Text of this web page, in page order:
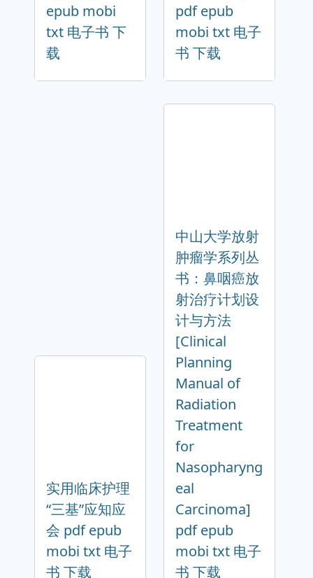
epub mobi
txt 电子书 下
载
pdf epub
mobi txt 电子
书 下载
实用临床护理
“三基”应知应
会 pdf epub
mobi txt 电子
书 下载
中山大学放射
肿瘤学系列丛
书：鼻咽癌放
射治疗计划设
计与方法
[Clinical
Planning
Manual of
Radiation
Treatment
for
Nasopharyng
eal
Carcinoma]
pdf epub
mobi txt 电子
书 下载